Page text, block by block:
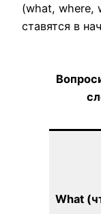
(what, where,
ставятся в
What